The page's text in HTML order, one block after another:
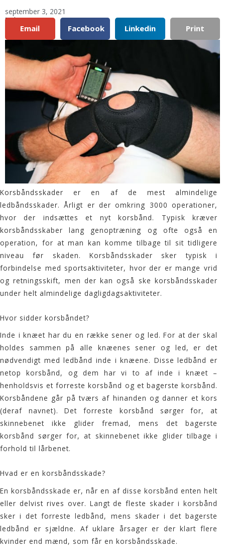
september 3, 2021
Del:
Email Facebook Linkedin Print
Korsbåndsskader er en af de mest almindelige
ledbåndsskader. Årligt er der omkring 3000 operationer,
hvor der indsættes et nyt korsbånd. Typisk kræver
korsbåndsskaber lang genoptræning og ofte også en
operation, for at man kan komme tilbage til sit tidligere
niveau før skaden. Korsbåndsskader sker typisk i
forbindelse med sportsaktiviteter, hvor der er mange vrid
og retningsskift, men der kan også ske korsbåndsskader
under helt almindelige dagligdagsaktiviteter.
Hvor sidder korsbåndet?
Inde i knæet har du en række sener og led. For at der skal
holdes sammen på alle knæenes sener og led, er det
nødvendigt med ledbånd inde i knæene. Disse ledbånd er
netop korsbånd, og dem har vi to af inde i knæet –
henholdsvis et forreste korsbånd og et bagerste korsbånd.
Korsbåndene går på tværs af hinanden og danner et kors
(deraf navnet). Det forreste korsbånd sørger for, at
skinnebenet ikke glider fremad, mens det bagerste
korsbånd sørger for, at skinnebenet ikke glider tilbage i
forhold til lårbenet.
Hvad er en korsbåndsskade?
En korsbåndsskade er, når en af disse korsbånd enten helt
eller delvist rives over. Langt de fleste skader i korsbånd
sker i det forreste ledbånd, mens skader i det bagerste
ledbånd er sjældne. Af uklare årsager er der klart flere
kvinder end mænd, som får en korsbåndsskade.